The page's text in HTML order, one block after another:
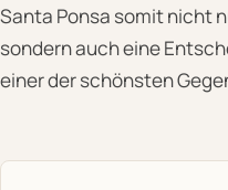
Santa Ponsa somit nicht
sondern auch eine
einer der schönsten